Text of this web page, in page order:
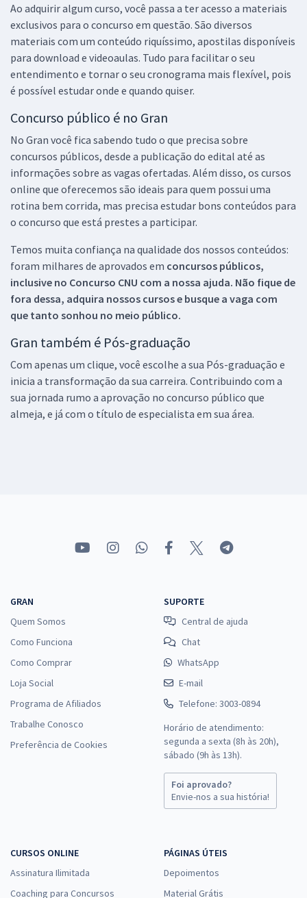
Ao adquirir algum curso, você passa a ter acesso a materiais
exclusivos para o concurso em questão. São diversos
materiais com um conteúdo riquíssimo, apostilas disponíveis
para download e videoaulas. Tudo para facilitar o seu
entendimento e tornar o seu cronograma mais flexível, pois
é possível estudar onde e quando quiser.
Concurso público é no Gran
No Gran você fica sabendo tudo o que precisa sobre
concursos públicos, desde a publicação do edital até as
informações sobre as vagas ofertadas. Além disso, os cursos
online que oferecemos são ideais para quem possui uma
rotina bem corrida, mas precisa estudar bons conteúdos para
o concurso que está prestes a participar.
Temos muita confiança na qualidade dos nossos conteúdos:
foram milhares de aprovados em concursos públicos,
inclusive no Concurso CNU com a nossa ajuda. Não fique de
fora dessa, adquira nossos cursos e busque a vaga com
que tanto sonhou no meio público.
Gran também é Pós-graduação
Com apenas um clique, você escolhe a sua Pós-graduação e
inicia a transformação da sua carreira. Contribuindo com a
sua jornada rumo a aprovação no concurso público que
almeja, e já com o título de especialista em sua área.
GRAN
Quem Somos
Como Funciona
Como Comprar
Loja Social
Programa de Afiliados
Trabalhe Conosco
Preferência de Cookies
SUPORTE
Central de ajuda
Chat
WhatsApp
E-mail
Telefone: 3003-0894
Horário de atendimento:
segunda a sexta (8h às 20h),
sábado (9h às 13h).
Foi aprovado?
Envie-nos a sua história!
CURSOS ONLINE
Assinatura Ilimitada
Coaching para Concursos
PÁGINAS ÚTEIS
Depoimentos
Material Grátis